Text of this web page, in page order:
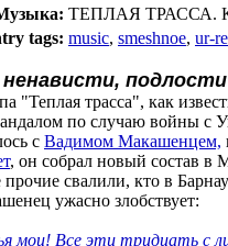
ТЕПЛАЯ ТРАССА.
tags: music, smeshnoe, ur-
ненависти,
"Теплая трасса", как
по случаю войны с
с Вадимом Макашенцем,
, он собрал новый состав в
прочие свалили, кто в
ужасно злобствует:
мои! Все эти тридцать с